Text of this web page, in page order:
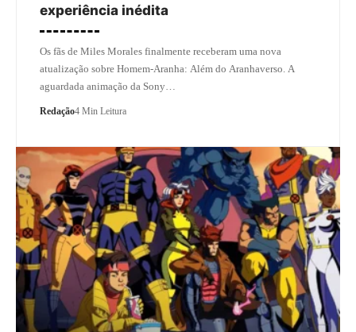
experiência inédita
Os fãs de Miles Morales finalmente receberam uma nova
atualização sobre Homem-Aranha: Além do Aranhaverso. A
aguardada animação da Sony…
Redação4 Min Leitura